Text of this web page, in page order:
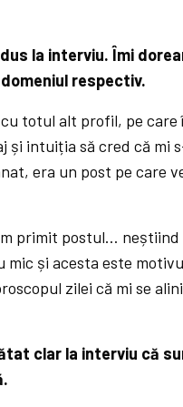
la interviu. Îmi
respectiv.
totul alt profil, pe care
și intuiția să cred că mi
era un post pe care
primit postul…
mic și acesta este
zilei că mi se
clar la interviu că